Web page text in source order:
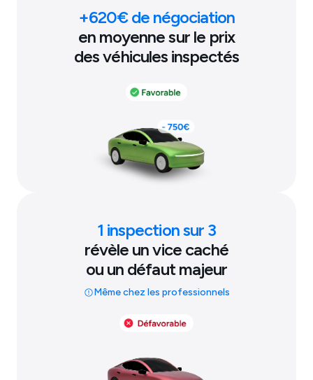
+620€ de négociation
en moyenne sur le prix
des véhicules inspectés
1 inspection sur 3
révèle un vice caché
ou un défaut majeur
Même chez les professionnels